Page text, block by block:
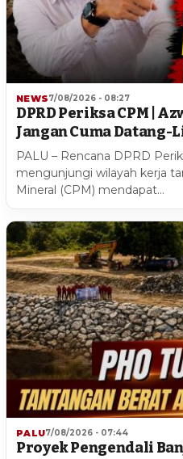
NEWS7/08/2026 - 08:27
DPRD Periksa CPM |
Jangan Cuma
PALU – Rencana DPRD
mengunjungi wilayah kerja
Mineral (CPM) mendapat…
PALU7/08/2026 - 07:44
Proyek Pengendali